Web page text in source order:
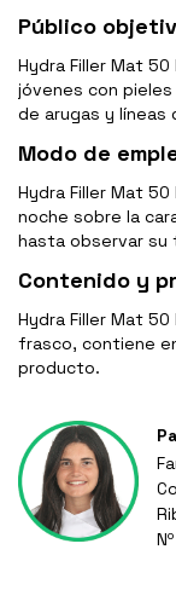
Público
Hydra Filler Mat
jóvenes con
de arugas y líneas
Modo de
Hydra Filler Mat 50
noche sobre la
hasta observar su
Contenido y
Hydra Filler Mat
frasco, contiene
producto.